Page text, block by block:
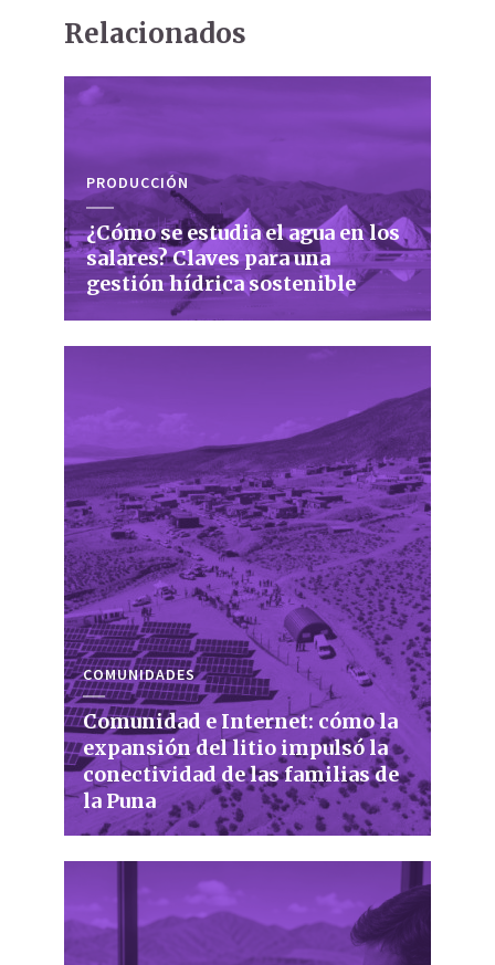
Relacionados
PRODUCCIÓN
¿Cómo se estudia el agua en los
salares? Claves para una
gestión hídrica sostenible
COMUNIDADES
Comunidad e Internet: cómo la
expansión del litio impulsó la
conectividad de las familias de
la Puna